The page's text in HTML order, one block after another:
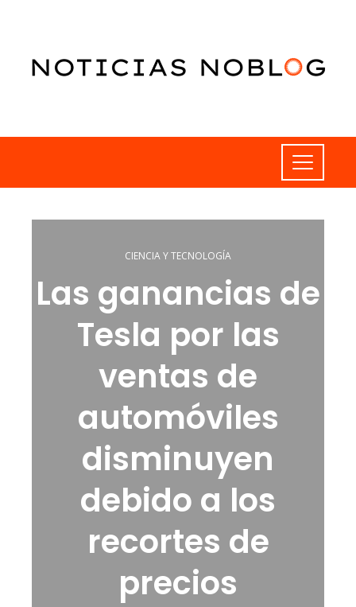
CIENCIA Y TECNOLOGÍA
Las ganancias de
Tesla por las
ventas de
automóviles
disminuyen
debido a los
recortes de
precios